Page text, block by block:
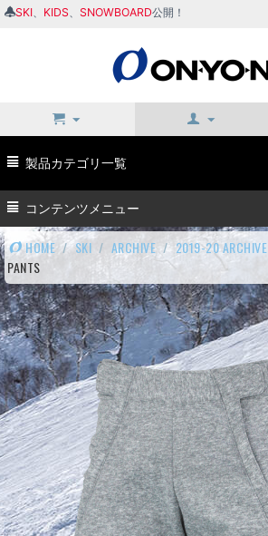
SKI KIDS SNOWBOARD公開！
製品カテゴリ一覧
コンテンツメニュー
HOME / SKI / ARCHIVE / 2019-20 ARCHIVE
PANTS